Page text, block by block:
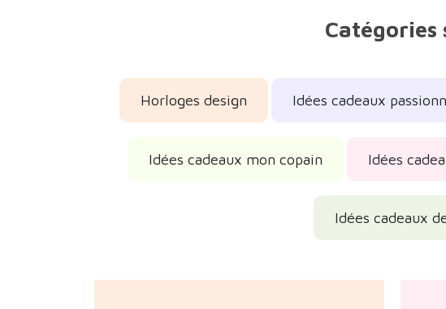
Catégories
Horloges design Idées cadeaux
Idées cadeaux mon copain Idées
Idées cadeaux